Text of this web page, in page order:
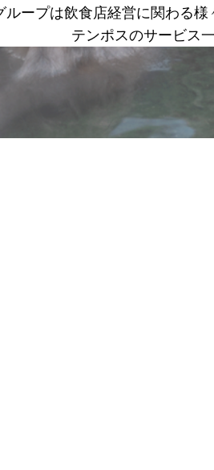
ループは飲食店経営に関わる様
テンポスのサービス